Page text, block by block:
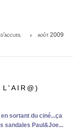
d'accueil août 2009
L'AIR@)
sortant du ciné...ça
sandales Paul&Joe...